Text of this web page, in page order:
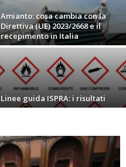
Amianto: cosa cambia con la
Direttiva (UE) 2023/2668 e il
recepimento in Italia
Linee guida ISPRA: i risultati